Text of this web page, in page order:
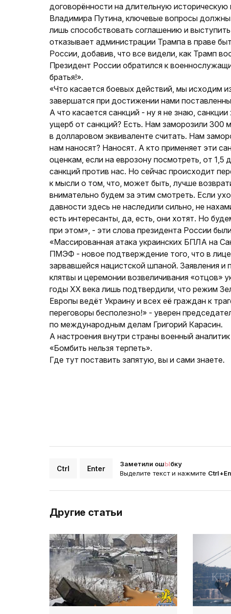
договорённости на длительную
Владимира Путина, ключевые вопросы
лишь способствовать соглашению и
отказывает администрации Трампа в праве
России, добавив, что все видели, как Трамп
Президент России обратился к
братья!».
«Что касается боевых действий, мы исходим
завершатся при достижении нами
А что касается санкций - ну я не знаю,
ущерб от санкций? Есть. Нам заморозили 300
в долларовом эквиваленте считать. Нам
нам наносят? Наносят. А кто применяет эти
оценкам, если на еврозону посмотреть, от
санкций против нас. Но сейчас происходит
к мысли о том, что, может быть, лучше
внимательно будем за этим смотреть. Если
давности здесь не наследили сильно, не
есть интересанты, да, есть, они хотят. Но
при этом», - эти слова президента России
«Массированная атака украинских БПЛА на
ПМЭФ - новое подтверждение того, что в
зарвавшейся нацистской шпаной. Заявления
клятвы и церемонии возвеличивания «отцов»
годы XX века лишь подтвердили, что режим
Европы ведёт Украину и всех её граждан к
переговоры бесполезно!» - уверен
по международным делам Григорий Карасин.
А настроения внутри страны военный
«Бомбить нельзя терпеть».
Где тут поставить запятую, вы и сами знаете.
Ctrl Enter
Заметили ошЫбку
Выделите текст и нажмите
Другие статьи